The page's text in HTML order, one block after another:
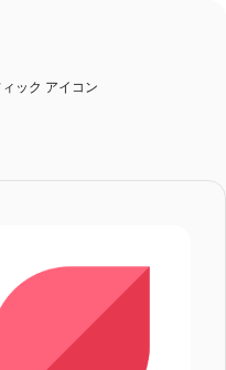
ック アイコン